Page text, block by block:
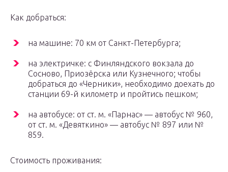
Как добраться:
на машине: 70 км от Санкт-Петербурга;
на электричке: с Финляндского вокзала до
Сосново, Приозёрска или Кузнечного; чтобы
добраться до «Черники», необходимо доехать до
станции 69-й километр и пройтись пешком;
на автобусе: от ст. м. «Парнас» — автобус № 960,
от ст. м. «Девяткино» — автобус № 897 или №
859.
Стоимость проживания: